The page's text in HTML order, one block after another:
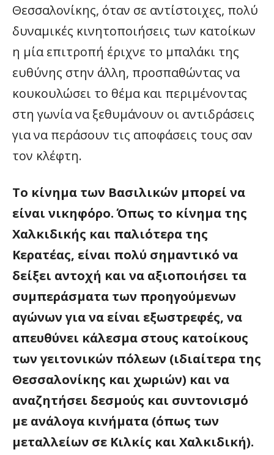
Θεσσαλονίκης, όταν σε αντίστοιχες, πολύ
δυναμικές κινητοποιήσεις των κατοίκων
η μία επιτροπή έριχνε το μπαλάκι της
ευθύνης στην άλλη, προσπαθώντας να
κουκουλώσει το θέμα και περιμένοντας
στη γωνία να ξεθυμάνουν οι αντιδράσεις
για να περάσουν τις αποφάσεις τους σαν
τον κλέφτη.
Το κίνημα των Βασιλικών μπορεί να
είναι νικηφόρο. Όπως το κίνημα της
Χαλκιδικής και παλιότερα της
Κερατέας, είναι πολύ σημαντικό να
δείξει αντοχή και να αξιοποιήσει τα
συμπεράσματα των προηγούμενων
αγώνων για να είναι εξωστρεφές, να
απευθύνει κάλεσμα στους κατοίκους
των γειτονικών πόλεων (ιδιαίτερα της
Θεσσαλονίκης και χωριών) και να
αναζητήσει δεσμούς και συντονισμό
με ανάλογα κινήματα (όπως των
μεταλλείων σε Κιλκίς και Χαλκιδική).